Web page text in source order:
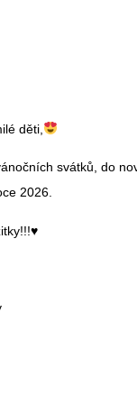
děti,
svátků, do
2026.